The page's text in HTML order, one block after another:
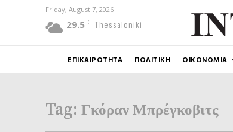
Friday, August 7, 2026
29.5 C Thessaloniki
ΕΠΙΚΑΙΡΟΤΗΤΑ ΠΟΛΙΤΙΚΗ ΟΙΚΟΝΟΜΙΑ
Tag: Γκόραν Μπρέγκοβιτς